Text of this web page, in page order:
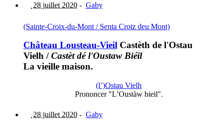
28 juillet 2020 - Gaby
(Sainte-Croix-du-Mont / Senta Crotz deu Mont)
Château Lousteau-Vieil Castèth de l'Ostau
Vielh /Castèt dé l'Oustaw Biéil
La vieille maison.
(l’)Ostau Vielh
Prononcer "L’Oustàw bieil".
28 juillet 2020 - Gaby